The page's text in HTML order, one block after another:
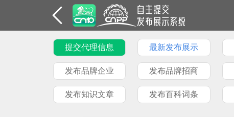
提交代理信息 最新发布展示
发布品牌企业 发布品牌招商
发布知识文章 发布百科词条